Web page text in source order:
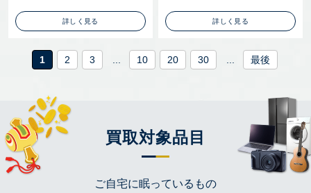
詳しく見る 詳しく見る
1 2 3 ... 10 20 30 ... 最後
買取対象品目
ご自宅に眠っているもの